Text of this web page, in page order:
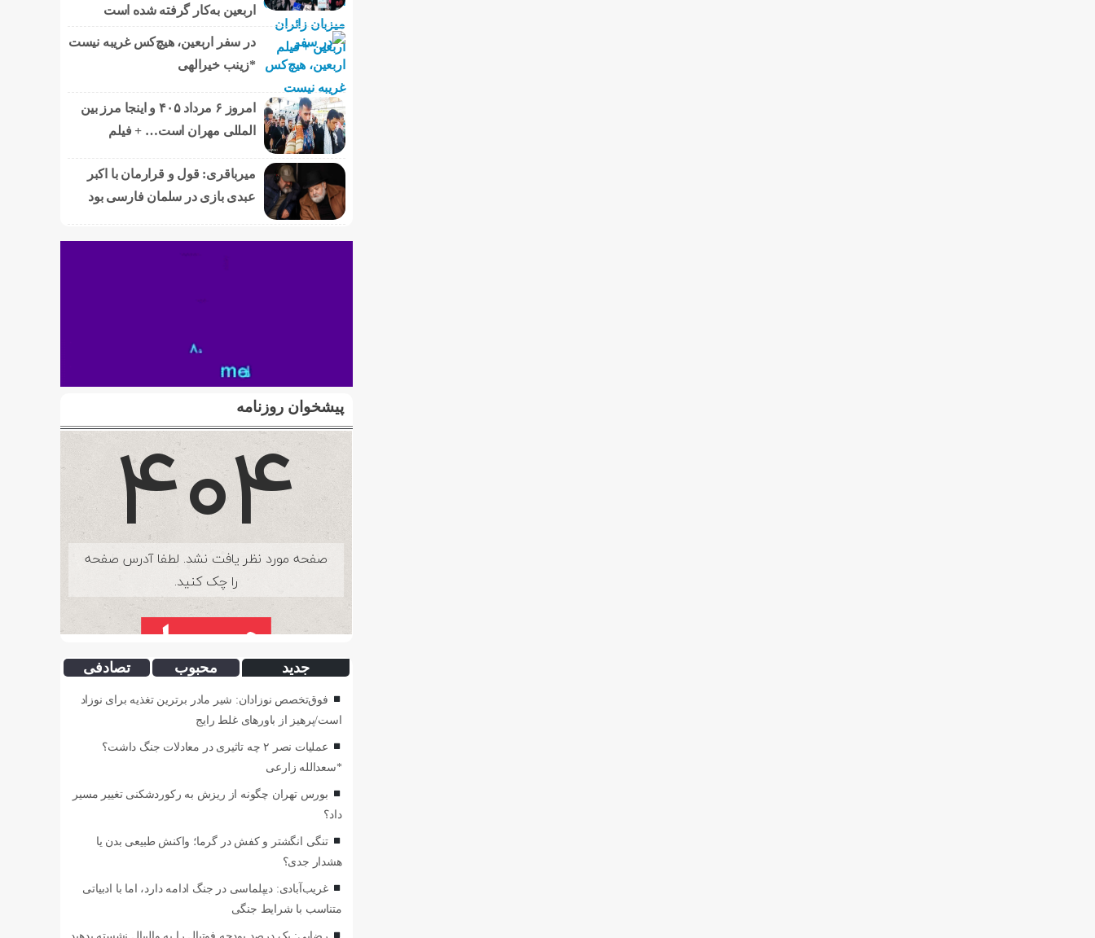
اربعین به‌کار گرفته شده است
در سفر اربعین، هیچ‌کس غریبه نیست
*زینب خیرالهی
امروز ۶ مرداد ۴۰۵ و اینجا مرز بین
المللی مهران است… + فیلم
میرباقری: قول و قرارمان با اکبر
عبدی بازی در سلمان فارسی بود
پیشخوان روزنامه
جدید محبوب تصادفی
فوق‌تخصص نوزادان: شیر مادر برترین تغذیه برای نوزاد
است/پرهیز از باورهای غلط رایج
عملیات نصر ۲ چه تاثیری در معادلات جنگ داشت؟
*سعدالله زارعی
بورس تهران چگونه از ریزش به رکوردشکنی تغییر مسیر
داد؟
تنگی انگشتر و کفش در گرما؛ واکنش طبیعی بدن یا
هشدار جدی؟
غریب‌آبادی: دیپلماسی در جنگ ادامه دارد، اما با ادبیاتی
متناسب با شرایط جنگی